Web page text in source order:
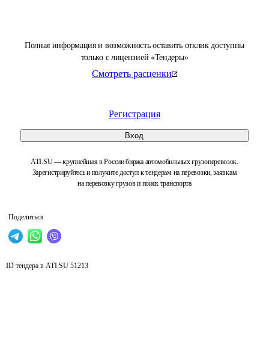
Полная информация и возможность оставить отклик доступны
только с лицензией «Тендеры»
Смотреть расценки
Регистрация
Вход
ATI.SU — крупнейшая в России биржа автомобильных грузоперевозок.
Зарегистрируйтесь и получите доступ к тендерам на перевозки, заявкам
на перевозку грузов и поиск транспорта
Поделиться
ID тендера в ATI.SU 51213